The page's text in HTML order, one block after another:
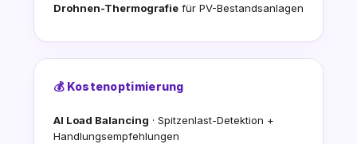
Drohnen-Thermografie für PV-Bestandsanlagen
💰 Kostenoptimierung
AI Load Balancing · Spitzenlast-Detektion +
Handlungsempfehlungen